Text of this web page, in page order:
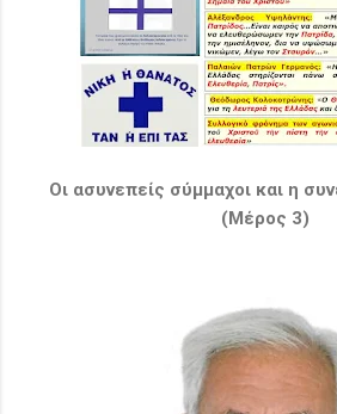
Οι ασυνεπείς σύμμαχοι και η
(Μέρος 3)